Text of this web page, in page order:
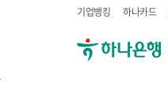
기업뱅킹 하나카드